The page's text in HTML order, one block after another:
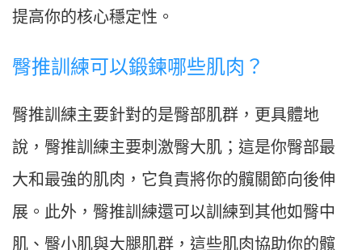
提高你的核心穩定性。
臀推訓練可以鍛鍊哪些肌肉？
臀推訓練主要針對的是臀部肌群，更具體地
說，臀推訓練主要刺激臀大肌；這是你臀部最
大和最強的肌肉，它負責將你的髖關節向後伸
展。此外，臀推訓練還可以訓練到其他如臀中
肌、臀小肌與大腿肌群，這些肌肉協助你的髖